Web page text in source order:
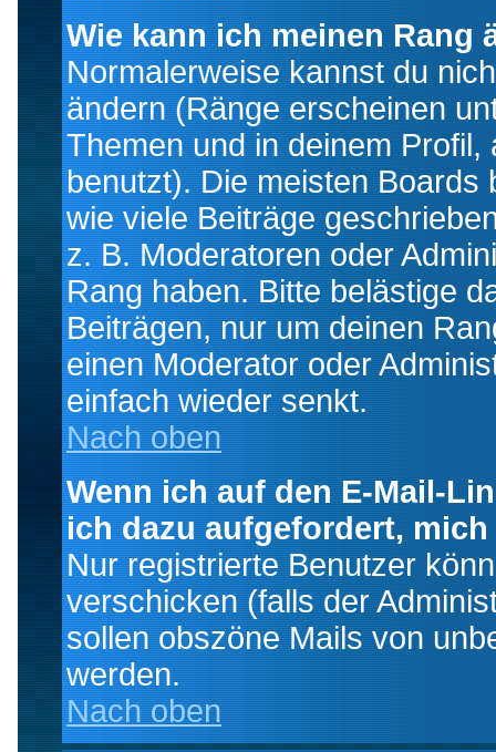
Wie kann ich meinen Rang
Normalerweise kannst du
ändern (Ränge erscheinen
Themen und in deinem
benutzt). Die meisten
wie viele Beiträge
z. B. Moderatoren oder
Rang haben. Bitte belästige
Beiträgen, nur um deinen
einen Moderator oder
einfach wieder senkt.
Nach oben
Wenn ich auf den E-Mail-
ich dazu aufgefordert,
Nur registrierte Benutzer
verschicken (falls der
sollen obszöne Mails von
werden.
Nach oben